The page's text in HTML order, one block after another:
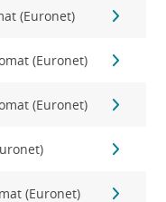
(Euronet)
(Euronet)
(Euronet)
(Euronet)